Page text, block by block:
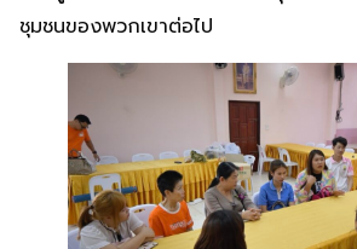
ชุมชนของพวกเขาต่อไป